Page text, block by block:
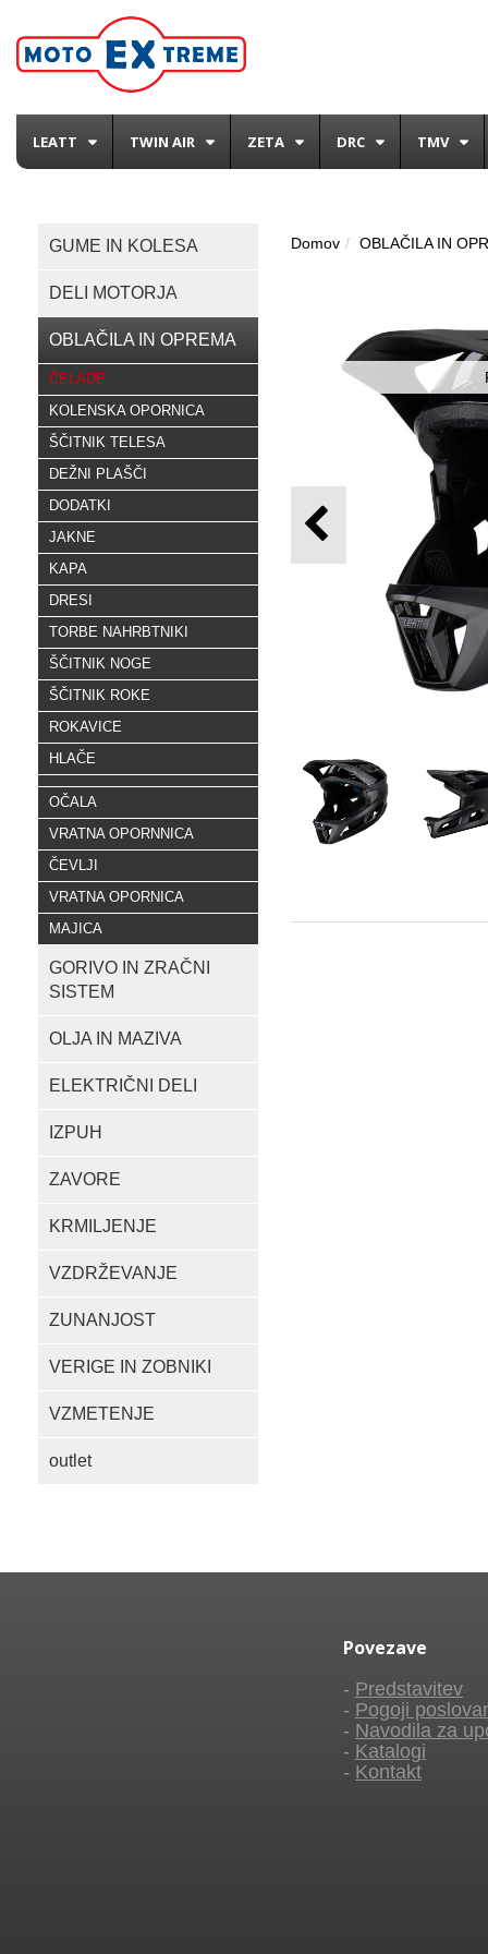
LEATT TWIN AIR ZETA DRC TMV
GUME IN KOLESA
DELI MOTORJA
OBLAČILA IN OPREMA
ČELADE
KOLENSKA OPORNICA
ŠČITNIK TELESA
DEŽNI PLAŠČI
DODATKI
JAKNE
KAPA
DRESI
TORBE NAHRBTNIKI
ŠČITNIK NOGE
ŠČITNIK ROKE
ROKAVICE
HLAČE
OČALA
VRATNA OPORNNICA
ČEVLJI
VRATNA OPORNICA
MAJICA
GORIVO IN ZRAČNI
SISTEM
OLJA IN MAZIVA
ELEKTRIČNI DELI
IZPUH
ZAVORE
KRMILJENJE
VZDRŽEVANJE
ZUNANJOST
VERIGE IN ZOBNIKI
VZMETENJE
outlet
Domov OBLAČILA IN
Povezave
- Predstavitev
- Pogoji
- Navodila za
- Katalogi
- Kontakt